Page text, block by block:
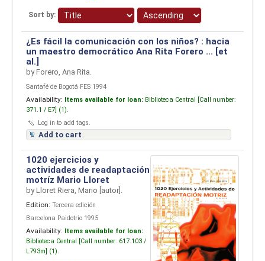
Sort by:
¿Es fácil la comunicación con los niños? : hacia
un maestro democrático Ana Rita Forero ... [et
al.]
by Forero, Ana Rita.
Santafé de Bogotá FES 1994
Availability: Items available for loan: Biblioteca Central [Call number:
371.1 / E7] (1).
Log in to add tags.
Add to cart
1020 ejercicios y
actividades de readaptación
motríz Mario Lloret
by Lloret Riera, Mario [autor] .
Edition: Tercera edición
Barcelona Paidotrio 1995
Availability:
Items available for loan:
Biblioteca Central [ Call number: 617.103 /
L793m] (1).